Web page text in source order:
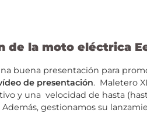
de la moto eléctrica
buena presentación para
de presentación. Maletero
y una velocidad de hasta
gestionamos su